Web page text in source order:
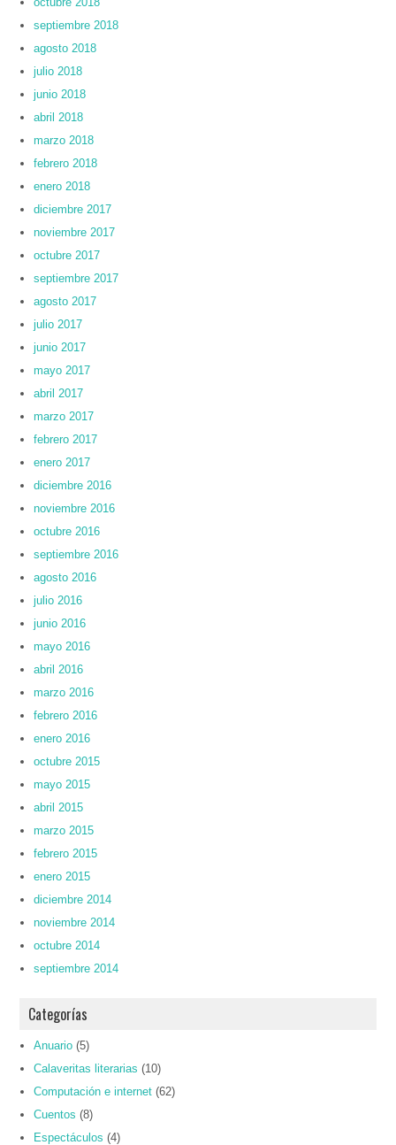
septiembre 2018
agosto 2018
julio 2018
junio 2018
abril 2018
marzo 2018
febrero 2018
enero 2018
diciembre 2017
noviembre 2017
octubre 2017
septiembre 2017
agosto 2017
julio 2017
junio 2017
mayo 2017
abril 2017
marzo 2017
febrero 2017
enero 2017
diciembre 2016
noviembre 2016
octubre 2016
septiembre 2016
agosto 2016
julio 2016
junio 2016
mayo 2016
abril 2016
marzo 2016
febrero 2016
enero 2016
octubre 2015
mayo 2015
abril 2015
marzo 2015
febrero 2015
enero 2015
diciembre 2014
noviembre 2014
octubre 2014
septiembre 2014
Categorías
Anuario (5)
Calaveritas literarias (10)
Computación e internet (62)
Cuentos (8)
Espectáculos (4)